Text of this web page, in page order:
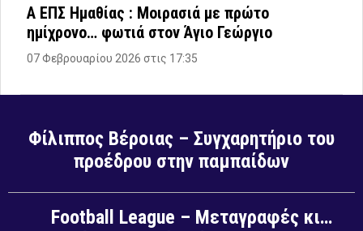
Α ΕΠΣ Ημαθίας : Μοιρασιά με πρώτο
ημίχρονο… φωτιά στον Άγιο Γεώργιο
07 Φεβρουαρίου 2026 στις 17:35
Φίλιππος Βέροιας – Συγχαρητήριο του
προέδρου στην παμπαίδων
Football League – Μεταγραφές κι…